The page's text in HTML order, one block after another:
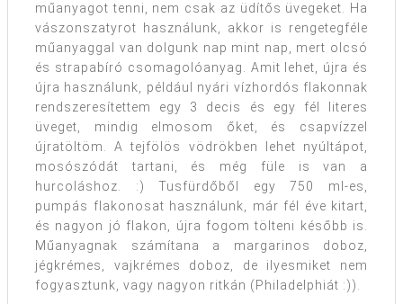
műanyagot tenni, nem csak az üdítős üvegeket. Ha
vászonszatyrot használunk, akkor is rengetegféle
műanyaggal van dolgunk nap mint nap, mert olcsó
és strapabíró csomagolóanyag. Amit lehet, újra és
újra használunk, például nyári vízhordós flakonnak
rendszeresítettem egy 3 decis és egy fél literes
üveget, mindig elmosom őket, és csapvízzel
újratöltöm. A tejfölös vödrökben lehet nyúltápot,
mosószódát tartani, és még füle is van a
hurcoláshoz. :) Tusfürdőből egy 750 ml-es,
pumpás flakonosat használunk, már fél éve kitart,
és nagyon jó flakon, újra fogom tölteni később is.
Műanyagnak számítana a margarinos doboz,
jégkrémes, vajkrémes doboz, de ilyesmiket nem
fogyasztunk, vagy nagyon ritkán (Philadelphiát :)).